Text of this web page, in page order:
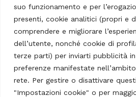
suo funzionamento e per
presenti, cookie analitici (propri e
comprendere e migliorare
dell’utente, nonché cookie di
terze parti) per inviarti pubblicità
preferenze manifestate
rete. Per gestire o disattivare
"Impostazioni cookie" o per
Spedizione e pagamento
Language
English
Deutsch